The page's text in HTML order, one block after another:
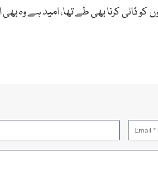
ڈائی کرنا بھی طے تھا، امید ہے وہ